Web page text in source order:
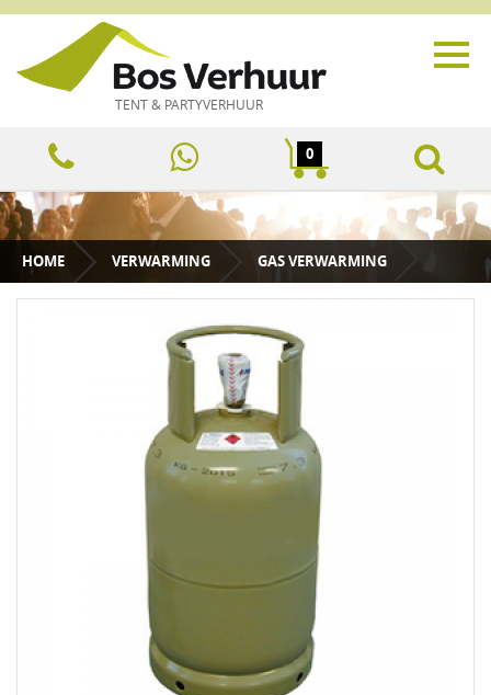
TENT & PARTYVERHUUR
0
HOME VERWARMING GAS VERWARMING